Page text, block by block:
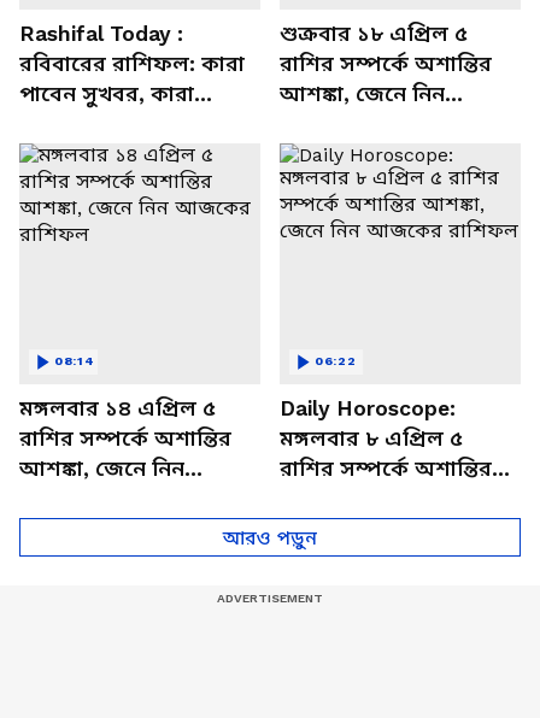
Rashifal Today :
রবিবারের রাশিফল: কারা
পাবেন সুখবর, কারা
বিশদে
শুক্রবার ১৮ এপ্রিল ৫
রাশির সম্পর্কে অশান্তির
আশঙ্কা, জেনে নিন
মঙ্গলবার ১৪ এপ্রিল ৫
রাশির সম্পর্কে অশান্তির
আশঙ্কা, জেনে নিন
08:14
Daily Horoscope:
মঙ্গলবার ৮ এপ্রিল ৫
রাশির সম্পর্কে অশান্তির
আজকের রাশিফল
06:22
আরও পড়ুন